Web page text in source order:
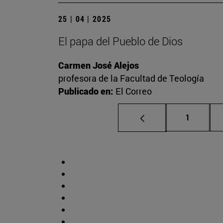
25 | 04 | 2025
El papa del Pueblo de Dios
Carmen José Alejos
profesora de la Facultad de Teología
Publicado en: El Correo
Página
1